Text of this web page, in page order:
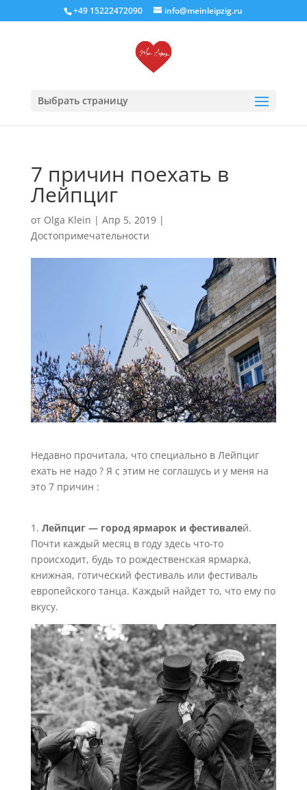
+49 15222472090 info@meinleipzig.ru
Выбрать страницу
7 причин поехать в
Лейпциг
от Olga Klein | Апр 5, 2019|
Достопримечательности
Недавно прочитала, что специально в Лейпциг
ехать не надо ? Я с этим не соглашусь и у меня на
это 7 причин :
1. Лейпциг — город ярмарок и фестивалей.
Почти каждый месяц в году здесь что-то
происходит, будь то рождественская ярмарка,
книжная, готический фестиваль или фестиваль
европейского танца. Каждый найдет то, что ему по
вкусу.